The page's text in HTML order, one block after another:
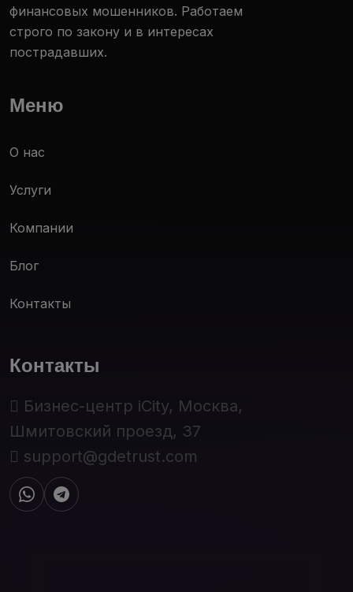
финансовых мошенников. Работаем
строго по закону и в интересах
пострадавших.
Меню
О нас
Услуги
Компании
Блог
Контакты
Контакты
Бизнес-центр iCity, Москва,
Шмитовский проезд, 37
support@gdetrust.com